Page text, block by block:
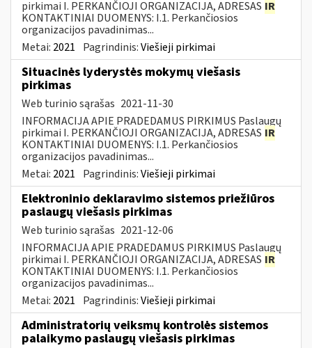
pirkimai I. PERKANČIOJI ORGANIZACIJA, ADRESAS IR
KONTAKTINIAI DUOMENYS: I.1. Perkančiosios
organizacijos pavadinimas...
Metai: 2021 Pagrindinis:Viešieji pirkimai
Situacinės lyderystės mokymų viešasis
pirkimas
Web turinio sąrašas 2021-11-30
INFORMACIJA APIE PRADEDAMUS PIRKIMUS Paslaugų
pirkimai I. PERKANČIOJI ORGANIZACIJA, ADRESAS IR
KONTAKTINIAI DUOMENYS: I.1. Perkančiosios
organizacijos pavadinimas...
Metai: 2021 Pagrindinis:Viešieji pirkimai
Elektroninio deklaravimo sistemos priežiūros
paslaugų viešasis pirkimas
Web turinio sąrašas 2021-12-06
INFORMACIJA APIE PRADEDAMUS PIRKIMUS Paslaugų
pirkimai I. PERKANČIOJI ORGANIZACIJA, ADRESAS IR
KONTAKTINIAI DUOMENYS: I.1. Perkančiosios
organizacijos pavadinimas...
Metai: 2021 Pagrindinis:Viešieji pirkimai
Administratorių veiksmų kontrolės sistemos
palaikymo paslaugų viešasis pirkimas